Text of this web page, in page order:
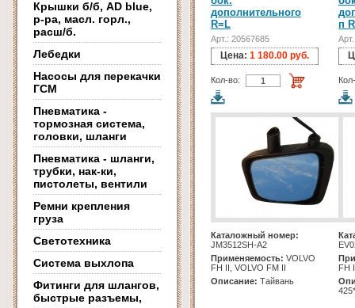
Крышки б/б, AD blue,
р-ра, масл. горл.,
расш/б.
Лебедки
Насосы для перекачки
ГСМ
Пневматика -
тормозная система,
головки, шланги
Пневматика - шланги,
трубки, нак-ки,
пистолеты, вентили
Ремни крепления
груза
Светотехника
Система выхлопа
Фитинги для шлангов,
быстрые разъемы,
дополнительного
R=L
Арт.: 20567685
Цена: 1 180.00 руб.
Кол-во:
Каталожный номер:
JM3512SH-A2
Применяемость: VOLVO
FH II, VOLVO FM II
Описание: Тайвань
п
FH